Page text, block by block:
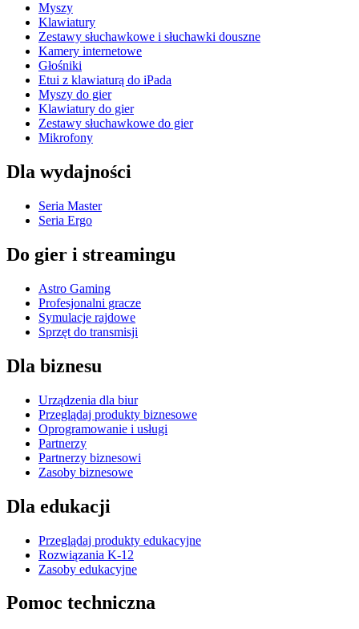
Myszy
Klawiatury
Zestawy słuchawkowe i słuchawki douszne
Kamery internetowe
Głośniki
Etui z klawiaturą do iPada
Myszy do gier
Klawiatury do gier
Zestawy słuchawkowe do gier
Mikrofony
Dla wydajności
Seria Master
Seria Ergo
Do gier i streamingu
Astro Gaming
Profesjonalni gracze
Symulacje rajdowe
Sprzęt do transmisji
Dla biznesu
Urządzenia dla biur
Przeglądaj produkty biznesowe
Oprogramowanie i usługi
Partnerzy
Partnerzy biznesowi
Zasoby biznesowe
Dla edukacji
Przeglądaj produkty edukacyjne
Rozwiązania K-12
Zasoby edukacyjne
Pomoc techniczna